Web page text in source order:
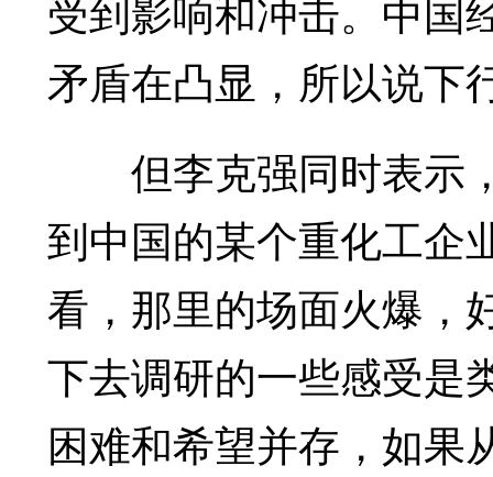
矛盾在凸显，所以说下
但李克强同时表示，
到中国的某个重化工企
看，那里的场面火爆，
下去调研的一些感受是
困难和希望并存，如果